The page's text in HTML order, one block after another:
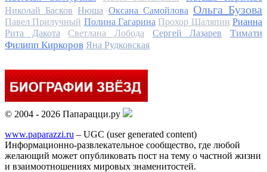
Николай Басков Нюша Оксана Самойлова Ольга Бузова
Павел Прилучный Полина Гагарина Прохор Шаляпин Рианна
Рита Дакота
Светлана Лобода Сергей Лазарев
Тимати
Филипп Киркоров Яна Рудковская
© 2004 - 2026 Папарацци.ру
www.paparazzi.ru – UGC (user generated content)
Информационно-развлекательное сообщество, где любой
желающий может опубликовать пост на тему о частной жизни
и взаимоотношениях мировых знаменитостей.